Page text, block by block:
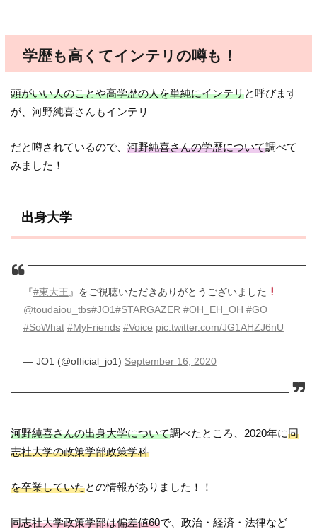
学歴も高くてインテリの噂も！
頭がいい人のことや高学歴の人を単純にインテリと呼びます
が、河野純喜さんもインテリ
だと噂されているので、河野純喜さんの学歴について調べて
みました！
出身大学
『#東大王 』をご視聴いただきありがとうございました
@toudaiou_tbs#JO1#STARGAZER #OH_EH_OH #GO
#SoWhat #MyFriends #Voice pic.twitter.com/JG1AHZJ6nU
— JO1 (@official_jo1) September 16, 2020
河野純喜さんの出身大学について調べたところ、2020年に同
志社大学の政策学部政策学科
を卒業していたとの情報がありました！！
同志社大学政策学部は偏差値60で、政治・経済・法律など